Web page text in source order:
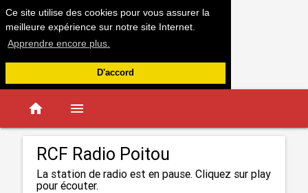
Ce site utilise des cookies pour vous assurer la
meilleure expérience sur notre site Internet.
Apprendre encore plus.
D'accord
home menu
RCF Radio Poitou
La station de radio est en pause. Cliquez sur play
pour écouter.